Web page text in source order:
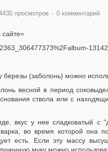
просмотров 0 комментарий
сайте=
13142
(заболонь) можно
весной в период
ствола или с
вкус у нее сладковатый с
во время которой она
есть. Если эту массу